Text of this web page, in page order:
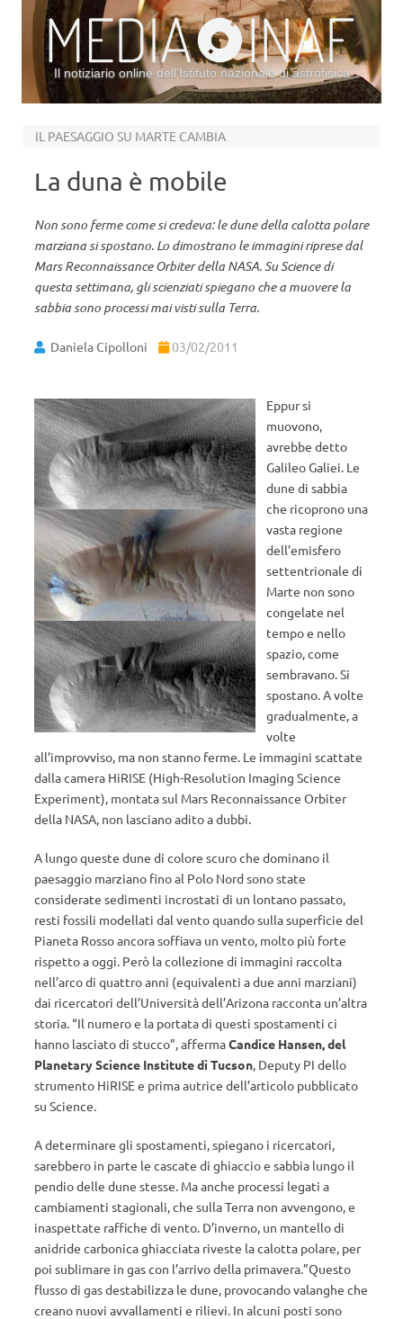
Il notiziario online dell’Istituto nazionale di astrofisica
IL PAESAGGIO SU MARTE CAMBIA
La duna è mobile
Non sono ferme come si credeva: le dune della calotta polare
marziana si spostano. Lo dimostrano le immagini riprese dal
Mars Reconnaissance Orbiter della NASA. Su Science di
questa settimana, gli scienziati spiegano che a muovere la
sabbia sono processi mai visti sulla Terra.
Daniela Cipolloni 03/02/2011
Eppur si
muovono,
avrebbe detto
Galileo Galiei. Le
dune di sabbia
che ricoprono una
vasta regione
dell’emisfero
settentrionale di
Marte non sono
congelate nel
tempo e nello
spazio, come
sembravano. Si
spostano. A volte
gradualmente, a
volte
all’improvviso, ma non stanno ferme. Le immagini scattate
dalla camera HiRISE (High-Resolution Imaging Science
Experiment), montata sul Mars Reconnaissance Orbiter
della NASA, non lasciano adito a dubbi.
A lungo queste dune di colore scuro che dominano il
paesaggio marziano fino al Polo Nord sono state
considerate sedimenti incrostati di un lontano passato,
resti fossili modellati dal vento quando sulla superficie del
Pianeta Rosso ancora soffiava un vento, molto più forte
rispetto a oggi. Però la collezione di immagini raccolta
nell’arco di quattro anni (equivalenti a due anni marziani)
dai ricercatori dell’Università dell’Arizona racconta un’altra
storia. “Il numero e la portata di questi spostamenti ci
hanno lasciato di stucco”, affermaCandice Hansen, del
Planetary Science Institute di Tucson, Deputy PI dello
strumento HiRISE e prima autrice dell’articolo pubblicato
su Science.
A determinare gli spostamenti, spiegano i ricercatori,
sarebbero in parte le cascate di ghiaccio e sabbia lungo il
pendio delle dune stesse. Ma anche processi legati a
cambiamenti stagionali, che sulla Terra non avvengono, e
inaspettate raffiche di vento. D’inverno, un mantello di
anidride carbonica ghiacciata riveste la calotta polare, per
poi sublimare in gas con l’arrivo della primavera.”Questo
flusso di gas destabilizza le dune, provocando valanghe che
creano nuovi avvallamenti e rilievi. In alcuni posti sono